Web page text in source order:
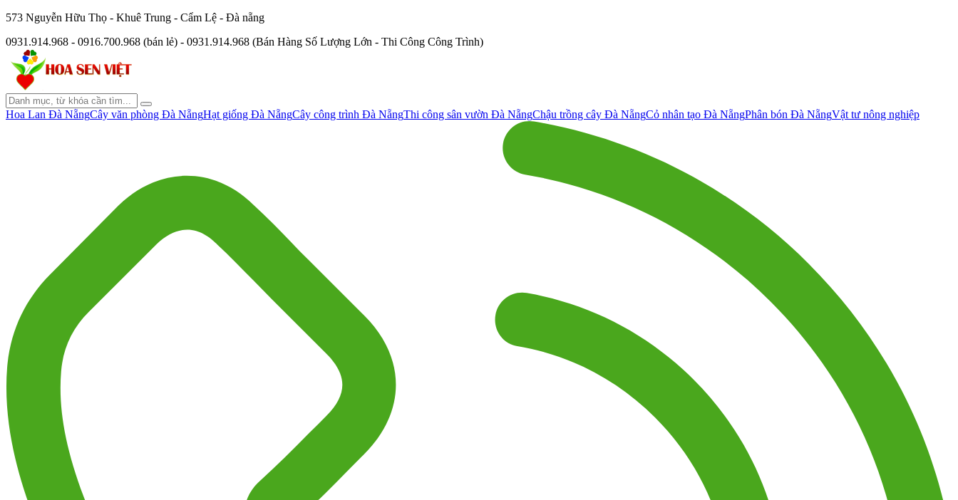
573 Nguyễn Hữu Thọ - Khuê Trung - Cẩm Lệ - Đà nẵng
0931.914.968 - 0916.700.968 (bán lẻ) - 0931.914.968 (Bán Hàng Số Lượng Lớn - Thi Công Công Trình)
Hoa Lan Đà NẵngCây văn phòng Đà NẵngHạt giống Đà NẵngCây công trình Đà NẵngThi công sân vườn Đà NẵngChậu trồng cây Đà NẵngCỏ nhân tạo Đà NẵngPhân bón Đà NẵngVật tư nông nghiệp